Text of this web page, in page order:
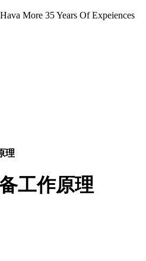
More 35 Years Of Expeiences
理
工作原理